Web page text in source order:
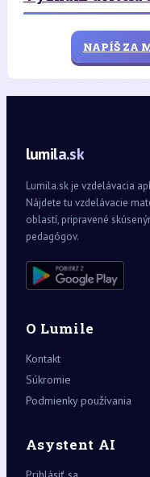
NAPÍŠ ZA
lumila.sk
Lumila.sk je vzdelávacia
Nájdete tu vzdelávacie
oblastí, pripravené
pedagógov.
O Lumile
Kontakt
Súkromie
Podmienky používania
Asystent AI